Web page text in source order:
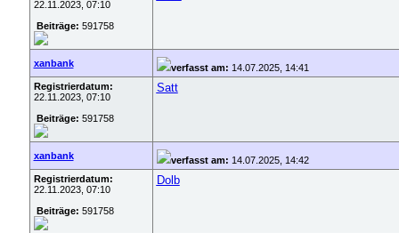
22.11.2023, 07:10
Beiträge: 591758
xanbank verfasst am: 14.07.2025, 14:41
Registrierdatum:
22.11.2023, 07:10
Beiträge: 591758
Satt
xanbank verfasst am: 14.07.2025, 14:42
Registrierdatum:
22.11.2023, 07:10
Beiträge: 591758
Dolb